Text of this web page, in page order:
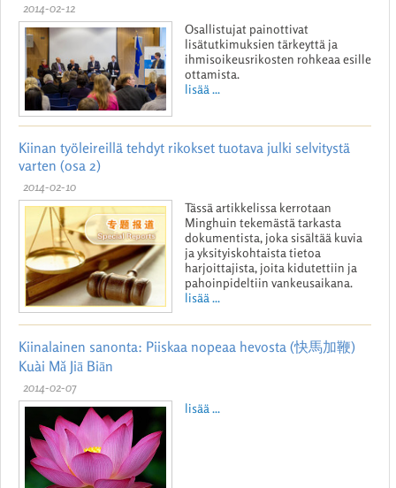
2014-02-12
Osallistujat painottivat
lisätutkimuksien tärkeyttä ja
ihmisoikeusrikosten rohkeaa esille
ottamista.
lisää ...
Kiinan työleireillä tehdyt rikokset tuotava julki selvitystä
varten (osa 2)
2014-02-10
Tässä artikkelissa kerrotaan
Minghuin tekemästä tarkasta
dokumentista, joka sisältää kuvia
ja yksityiskohtaista tietoa
harjoittajista, joita kidutettiin ja
pahoinpideltiin vankeusaikana.
lisää ...
Kiinalainen sanonta: Piiskaa nopeaa hevosta (快馬加鞭)
Kuài Mǎ Jiā Biān
2014-02-07
lisää ...